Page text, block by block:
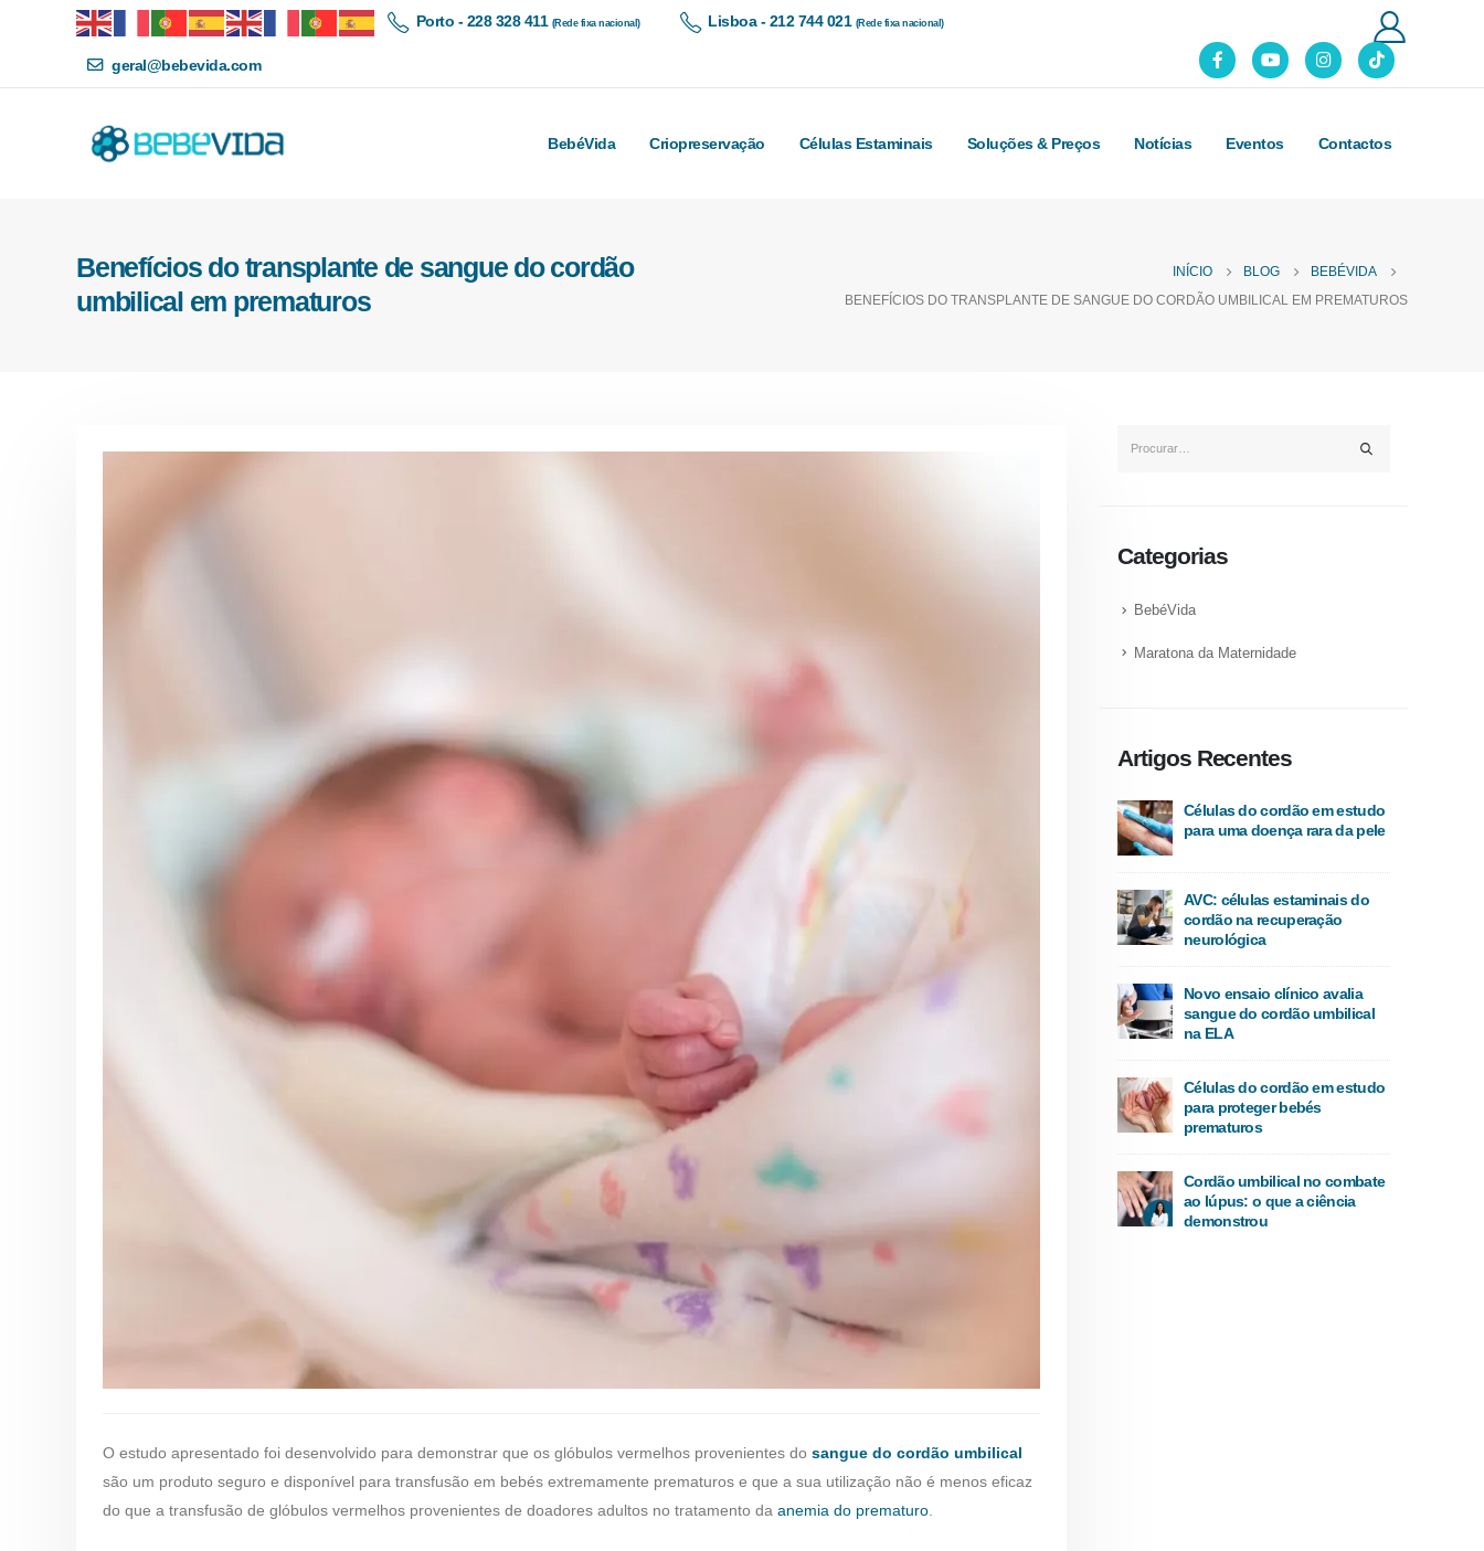
Porto - 228 328 411 (Rede fixa nacional) Lisboa - 212 744 021 (Rede fixa nacional)
geral@bebevida.com
BebéVida Criopreservação Células Estaminais Soluções & Preços Notícias Eventos Contactos
Benefícios do transplante de sangue do cordão
umbilical em prematuros
INÍCIO BLOG
BEBÉVIDA
BENEFÍCIOS DO TRANSPLANTE DE SANGUE DO CORDÃO UMBILICAL EM PREMATUROS
O estudo apresentado foi desenvolvido para demonstrar que os glóbulos vermelhos provenientes do sangue do cordão umbilical
são um produto seguro e disponível para transfusão em bebés extremamente prematuros e que a sua utilização não é menos eficaz
do que a transfusão de glóbulos vermelhos provenientes de doadores adultos no tratamento da anemia do prematuro
Categorias
BebéVida
Maratona da Maternidade
Artigos Recentes
Células do cordão em estudo
para uma doença rara da pele
AVC: células estaminais do
cordão na recuperação
neurológica
Novo ensaio clínico avalia
sangue do cordão umbilical
na ELA
Células do cordão em estudo
para proteger bebés
prematuros
Cordão umbilical no combate
ao lúpus: o que a ciência
demonstrou